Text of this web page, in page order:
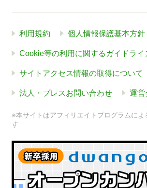
利用規約 個人情報保護基本方針
Cookie等の利用に関するガイドライ
サイトアクセス情報の取得について
法人・プレスお問い合わせ 運営
※本サイトはアフィリエイトプログラムによ
す